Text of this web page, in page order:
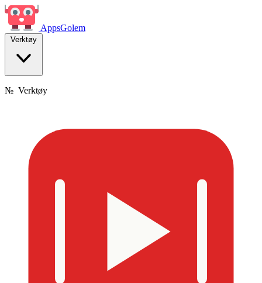
AppsGolem
Verktøy
№ Verktøy